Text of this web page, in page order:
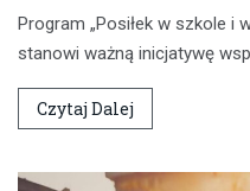
Program „Posiłek w szkole i
stanowi ważną inicjatywę
Czytaj Dalej